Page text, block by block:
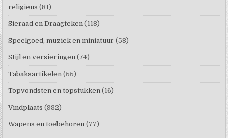
religieus (81)
Sieraad en Draagteken (118)
Speelgoed, muziek en miniatuur (58)
Stijl en versieringen (74)
Tabaksartikelen (55)
Topvondsten en topstukken (16)
Vindplaats (982)
Wapens en toebehoren (77)